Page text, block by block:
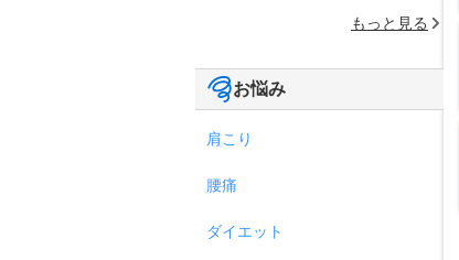
もっと見る
お悩み
肩こり
腰痛
ダイエット